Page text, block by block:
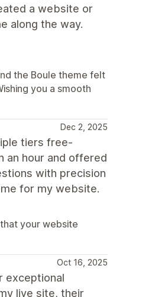
a website or
along the way.
the Boule theme felt
you a smooth
Dec 2, 2025
tiers free-
an hour and offered
with precision
for my website.
your website
Oct 16, 2025
exceptional
live site, their